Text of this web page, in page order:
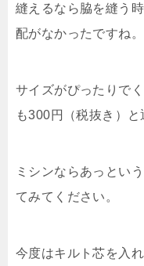
縫えるなら脇を縫う
配がなかったですね。
サイズがぴったりで
も300円（税抜き）と
ミシンならあっとい
てみてください。
今度はキルト芯を入